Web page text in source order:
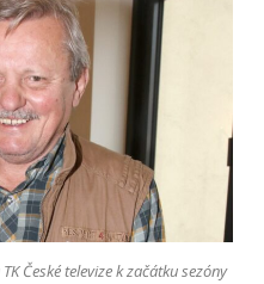
České televize k začátku sezóny